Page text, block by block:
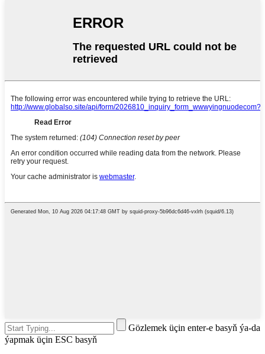
Gözlemek üçin enter-e basyň ýa-da
ýapmak üçin ESC basyň